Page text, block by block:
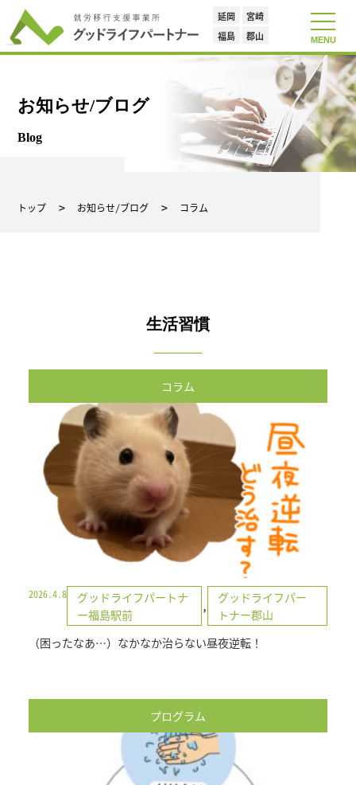
延岡
宮崎
福島
郡山
toggle
MENU
お知らせ/ブログ
Blog
トップ お知らせ/ブログ コラム
生活習慣
コラム
2026.4.8
グッドライフパートナ
ー福島駅前
,
グッドライフパー
トナー郡山
（困ったなあ…）なかなか治らない昼夜逆転！
プログラム